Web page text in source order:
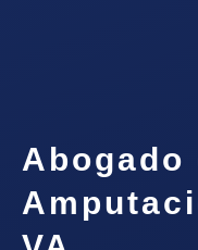
Abogado